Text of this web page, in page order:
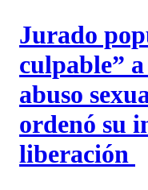
Jurado
culpable”
abuso
ordenó su
liberación